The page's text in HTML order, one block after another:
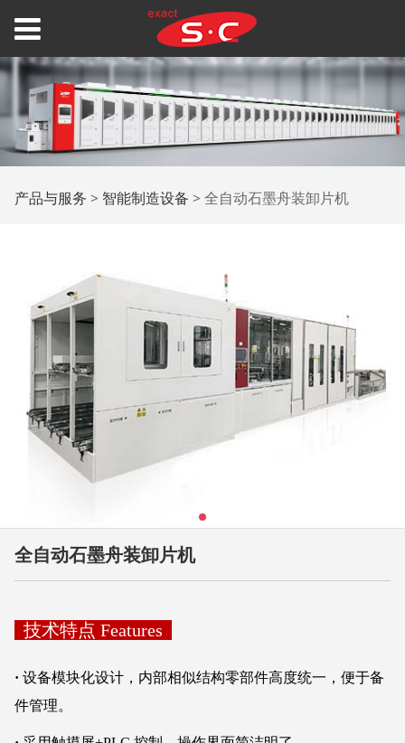
全自动石墨舟装卸片机
产品与服务 > 智能制造设备 > 全自动石墨舟装卸片机
全自动石墨舟装卸片机
技术特点 Features
· 设备模块化设计，内部相似结构零部件高度统一，便于备
件管理。